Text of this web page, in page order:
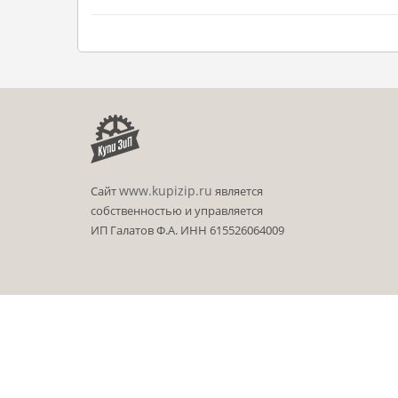
Сайтwww.kupizip.ru является
собственностью и управляется
ИП Галатов Ф.А. ИНН 615526064009